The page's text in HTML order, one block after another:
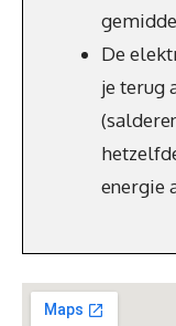
De
je terug
energie